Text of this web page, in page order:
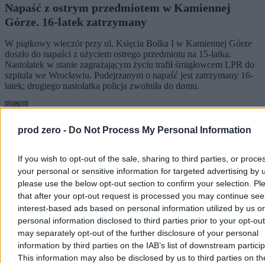
prod zero - Do Not Process My Personal Information
If you wish to opt-out of the sale, sharing to third parties, or
your personal or sensitive information for targeted advertising by
please use the below opt-out section to confirm your selection.
that after your opt-out request is processed you may continue
interest-based ads based on personal information utilized by us or
personal information disclosed to third parties prior to your opt-
may separately opt-out of the further disclosure of your personal
information by third parties on the IAB’s list of downstream
This information may also be disclosed by us to third parties on
Napaść z ostrym przedmiotem w Kamiennej
Górze. 16-latek zatrzymany
W piątkowy wieczór przy ul. Księcia Bolka I w Kamiennej Górze
doszło do napaści z użyciem ostrego przedmiotu na 15-latka.
Nastolatek w stanie zagrażającym życiu trafił śmigłowcem LPR do
szpitala we Wrocławiu. Podejrzanym o napaść jest zatrzymany 16-
latek; drugiego nastolatka policja zwolniła do domu.
Aleksandra Cieślik
Kraj